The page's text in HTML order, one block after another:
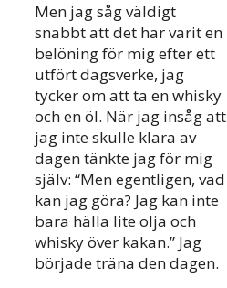
Men jag såg väldigt
snabbt att det har varit en
belöning för mig efter ett
utfört dagsverke, jag
tycker om att ta en whisky
och en öl. När jag insåg att
jag inte skulle klara av
dagen tänkte jag för mig
själv: “Men egentligen, vad
kan jag göra? Jag kan inte
bara hälla lite olja och
whisky över kakan.” Jag
började träna den dagen.